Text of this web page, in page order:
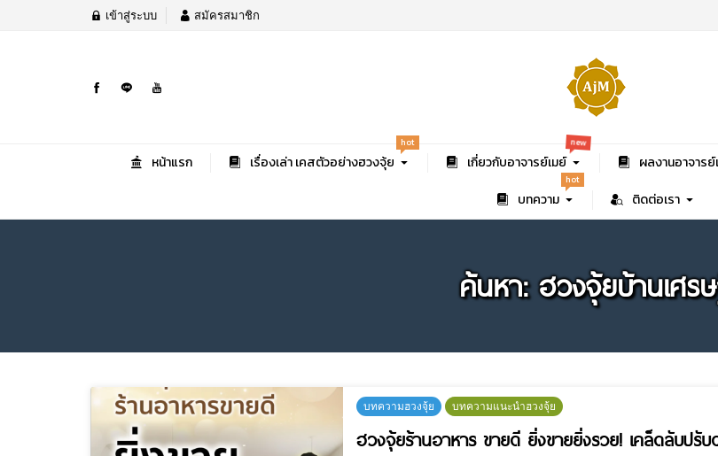
เข้าสู่ระบบ สมัครสมาชิก
หน้าแรก เรื่องเล่า เคสตัวอย่างฮวงจุ้ย
hot
เกี่ยวกับอาจารย์เมย์
new
ผลงานอาจารย์
บทความ
hot
ติดต่อเรา
ค้นหา: ฮวงจุ้ยบ้านเศร
บทความฮวงจุ้ย บทความแนะนำฮวงจุ้ย
ฮวงจุ้ยร้านอาหาร ขายดี ยิ่งขายยิ่งรวย! เคล็ดลับปรั